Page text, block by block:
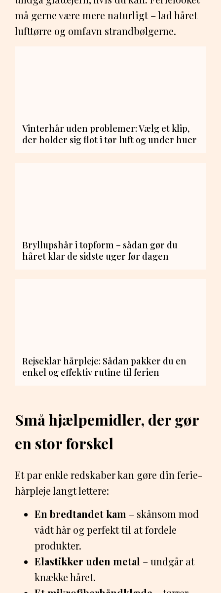
må gerne være mere naturligt – lad håret
lufttørre og omfavn strandbølgerne.
Vinterhår uden problemer: Vælg et klip,
der holder sig flot i tør luft og under huer
Bryllupshår i topform – sådan gør du
håret klar de sidste uger før dagen
Rejseklar hårpleje: Sådan pakker du en
enkel og effektiv rutine til ferien
Små hjælpemidler, der gør
en stor forskel
Et par enkle redskaber kan gøre din ferie-
hårpleje langt lettere:
En bredtandet kam – skånsom mod
vådt hår og perfekt til at fordele
produkter.
Elastikker uden metal – undgår at
knække håret.